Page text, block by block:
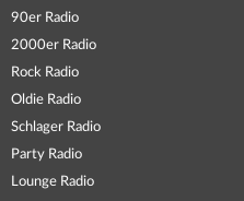
90er Radio
2000er Radio
Rock Radio
Oldie Radio
Schlager Radio
Party Radio
Lounge Radio